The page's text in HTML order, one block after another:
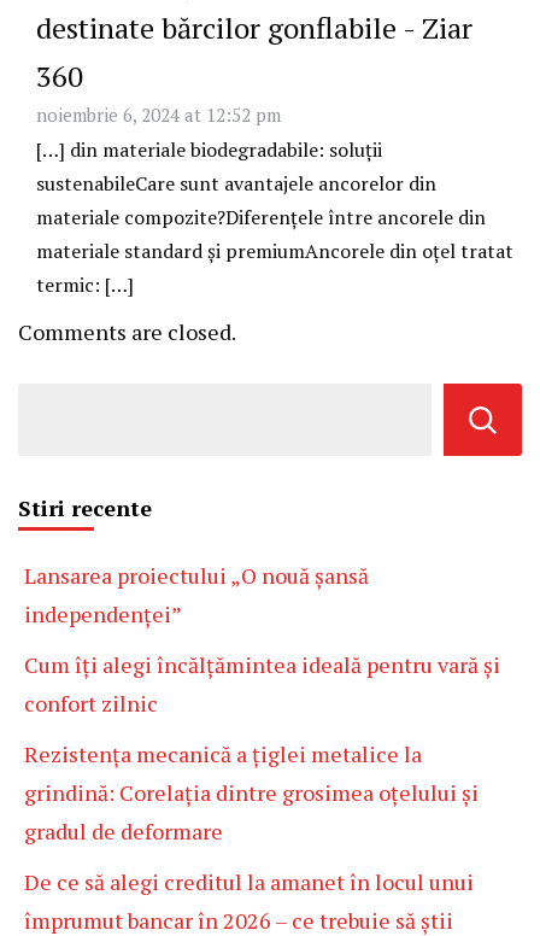
destinate bărcilor gonflabile - Ziar
360
noiembrie 6, 2024 at 12:52 pm
[…] din materiale biodegradabile: soluții
sustenabileCare sunt avantajele ancorelor din
materiale compozite?Diferențele între ancorele din
materiale standard și premiumAncorele din oțel tratat
termic: […]
Comments are closed.
Stiri recente
Lansarea proiectului „O nouă șansă
independenței”
Cum îți alegi încălțămintea ideală pentru vară și
confort zilnic
Rezistența mecanică a țiglei metalice la
grindină: Corelația dintre grosimea oțelului și
gradul de deformare
De ce să alegi creditul la amanet în locul unui
împrumut bancar în 2026 – ce trebuie să știi